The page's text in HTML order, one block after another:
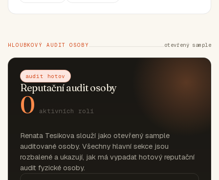
HLOUBKOVÝ AUDIT OSOBY otevřený sample
audit hotov
Reputační audit osoby
0 aktivních rolí
Renata Tesikova slouží jako otevřený sample
auditované osoby. Všechny hlavní sekce jsou
rozbalené a ukazují, jak má vypadat hotový reputační
audit fyzické osoby.